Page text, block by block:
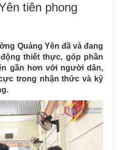
tiên phong
Quảng Yên đã và đang
thiết thực, góp phần
gần hơn với người dân,
trong nhận thức và kỹ